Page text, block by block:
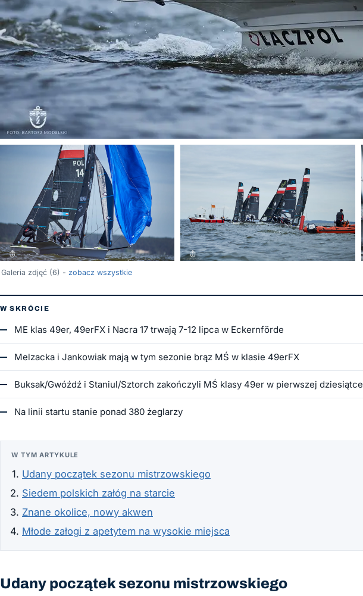
Galeria zdjęć (6) - zobacz wszystkie
W SKRÓCIE
ME klas 49er, 49erFX i Nacra 17 trwają 7-12 lipca w Eckernförde
Melzacka i Jankowiak mają w tym sezonie brąz MŚ w klasie 49erFX
Buksak/Gwóźdź i Staniul/Sztorch zakończyli MŚ klasy 49er w pierwszej dziesiątce
Na linii startu stanie ponad 380 żeglarzy
W TYM ARTYKULE
Udany początek sezonu mistrzowskiego
Siedem polskich załóg na starcie
Znane okolice, nowy akwen
Młode załogi z apetytem na wysokie miejsca
Udany początek sezonu mistrzowskiego